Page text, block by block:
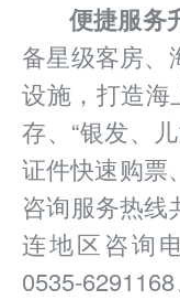
便捷服务
备星级客房、
设施，打造海
存、“银发、
证件快速购票
咨询服务热线
连地区咨询
0535-